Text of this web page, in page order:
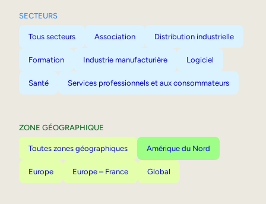
SECTEURS
Tous secteurs Association Distribution industrielle
Formation Industrie manufacturière Logiciel
Santé Services professionnels et aux consommateurs
ZONE GÉOGRAPHIQUE
Toutes zones géographiques Amérique du Nord
Europe Europe – France Global